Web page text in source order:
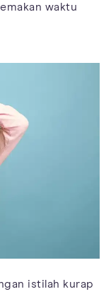
waktu
istilah kurap